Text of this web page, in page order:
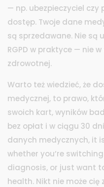
— np. ubezpieczyciel
dostęp. Twoje dane
są sprzedawane. Nie są
RGPD w praktyce — nie
zdrowotnej.
Warto też wiedzieć, że
medycznej, to prawo,
swoich kart, wyników
bez opłat i w ciągu 30 dni
danych medycznych, it
whether you’re
diagnosis, or just want
health. Nikt nie może